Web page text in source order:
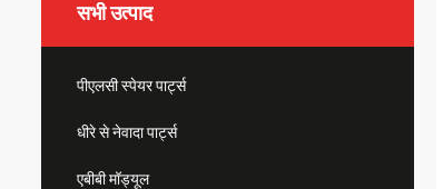
सभी उत्पाद
पीएलसी स्पेयर पार्ट्स
धीरे से नेवादा पार्ट्स
एबीबी मॉड्यूल